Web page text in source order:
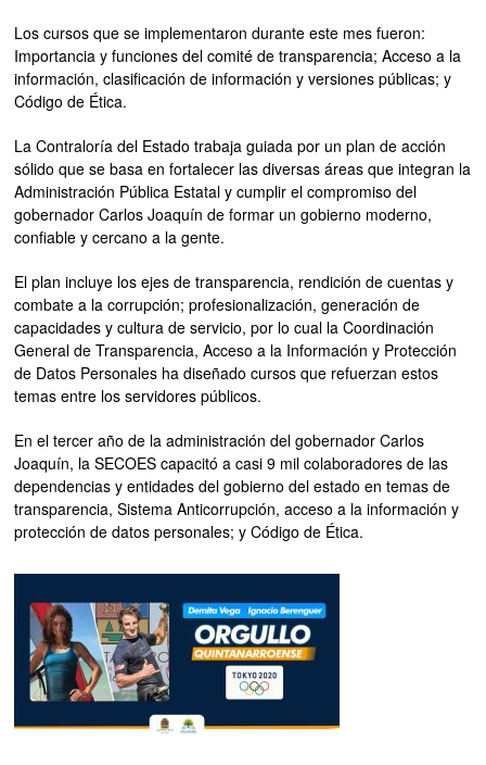
Los cursos que se implementaron durante este mes fueron:
Importancia y funciones del comité de transparencia; Acceso a la
información, clasificación de información y versiones públicas; y
Código de Ética.
La Contraloría del Estado trabaja guiada por un plan de acción
sólido que se basa en fortalecer las diversas áreas que integran la
Administración Pública Estatal y cumplir el compromiso del
gobernador Carlos Joaquín de formar un gobierno moderno,
confiable y cercano a la gente.
El plan incluye los ejes de transparencia, rendición de cuentas y
combate a la corrupción; profesionalización, generación de
capacidades y cultura de servicio, por lo cual la Coordinación
General de Transparencia, Acceso a la Información y Protección
de Datos Personales ha diseñado cursos que refuerzan estos
temas entre los servidores públicos.
En el tercer año de la administración del gobernador Carlos
Joaquín, la SECOES capacitó a casi 9 mil colaboradores de las
dependencias y entidades del gobierno del estado en temas de
transparencia, Sistema Anticorrupción, acceso a la información y
protección de datos personales; y Código de Ética.